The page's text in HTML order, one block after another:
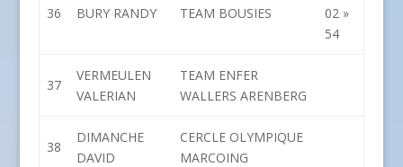
36 BURY RANDY TEAM BOUSIES
02 »
54
37
VERMEULEN
VALERIAN
TEAM ENFER
WALLERS ARENBERG
38
DIMANCHE
DAVID
CERCLE OLYMPIQUE
MARCOING